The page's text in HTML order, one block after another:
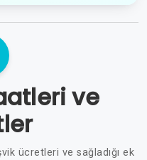
ve
ücretleri ve sağladığı ek